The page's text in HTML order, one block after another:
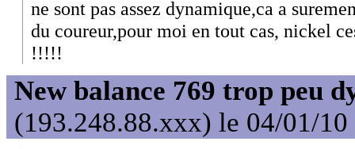
ne sont pas assez dynamique,ca a
du coureur,pour moi en tout cas, nickel
!!!!!
New balance 769 trop peu
(193.248.88.xxx) le 04/01/10